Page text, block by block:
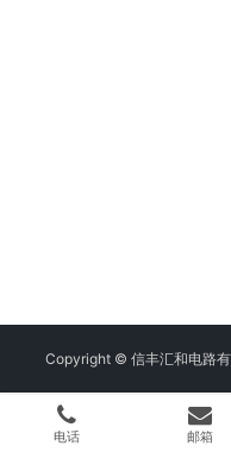
Copyright © 信丰汇和电路
电话 邮箱